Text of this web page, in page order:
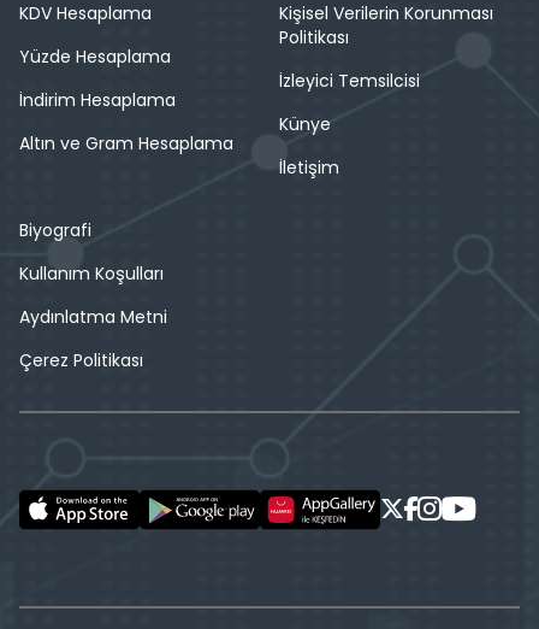
KDV Hesaplama
Yüzde Hesaplama
İndirim Hesaplama
Altın ve Gram Hesaplama
Kişisel Verilerin Korunması
Politikası
İzleyici Temsilcisi
Künye
İletişim
Biyografi
Kullanım Koşulları
Aydınlatma Metni
Çerez Politikası